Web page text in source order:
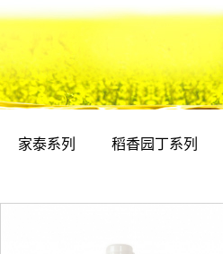
舰厅
家泰系列 稻香园丁系列